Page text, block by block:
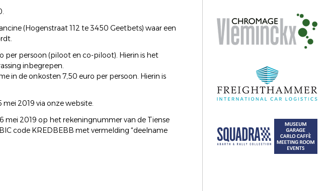
(Hogenstraat 112 te 3450 Geetbets) waar een
per persoon (piloot en co-piloot). Hierin is het
inbegrepen.
in de onkosten 7,50 euro per persoon. Hierin is
2019 via onze website.
2019 op het rekeningnummer van de Tiense
code KREDBEBB met vermelding “deelname